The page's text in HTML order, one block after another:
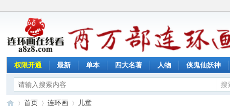
权限开通 最新 单本 四大名著 人物 侠鬼仙妖神
搜
首页 连环画 儿童